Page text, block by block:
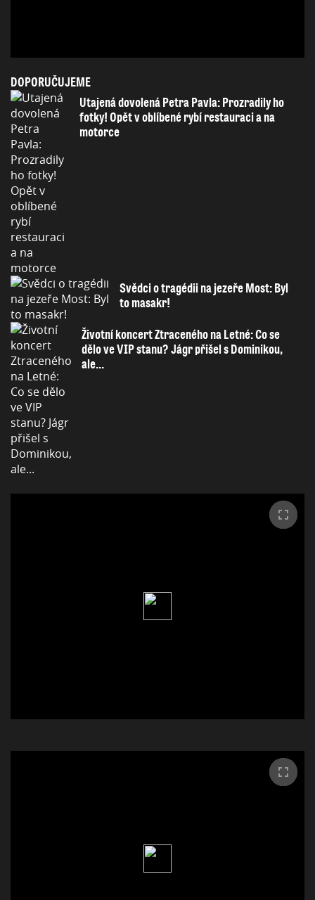
DOPORUČUJEME
Utajená dovolená Petra Pavla: Prozradily ho
fotky! Opět v oblíbené rybí restauraci a na
motorce
Svědci o tragédii na jezeře Most: Byl
to masakr!
Životní koncert Ztraceného na Letné: Co se
dělo ve VIP stanu? Jágr přišel s Dominikou,
ale...